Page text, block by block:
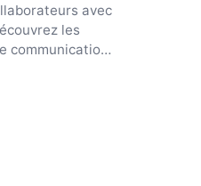
avec
les
communication